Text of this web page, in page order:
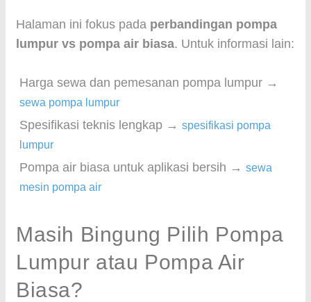
Halaman ini fokus pada perbandingan pompa
lumpur vs pompa air biasa. Untuk informasi lain:
Harga sewa dan pemesanan pompa lumpur →
sewa pompa lumpur
Spesifikasi teknis lengkap → spesifikasi pompa
lumpur
Pompa air biasa untuk aplikasi bersih → sewa
mesin pompa air
Masih Bingung Pilih Pompa
Lumpur atau Pompa Air
Biasa?